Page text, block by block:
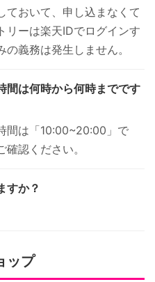
ておいて、申し込まなくて
リーは楽天IDでログインす
義務は発生しません。
間は何時から何時までです
間は「10:00~20:00」で
認ください。
すか？
ップ